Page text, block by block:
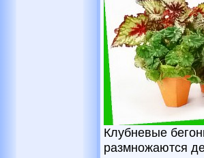
Клубневые
размножаются